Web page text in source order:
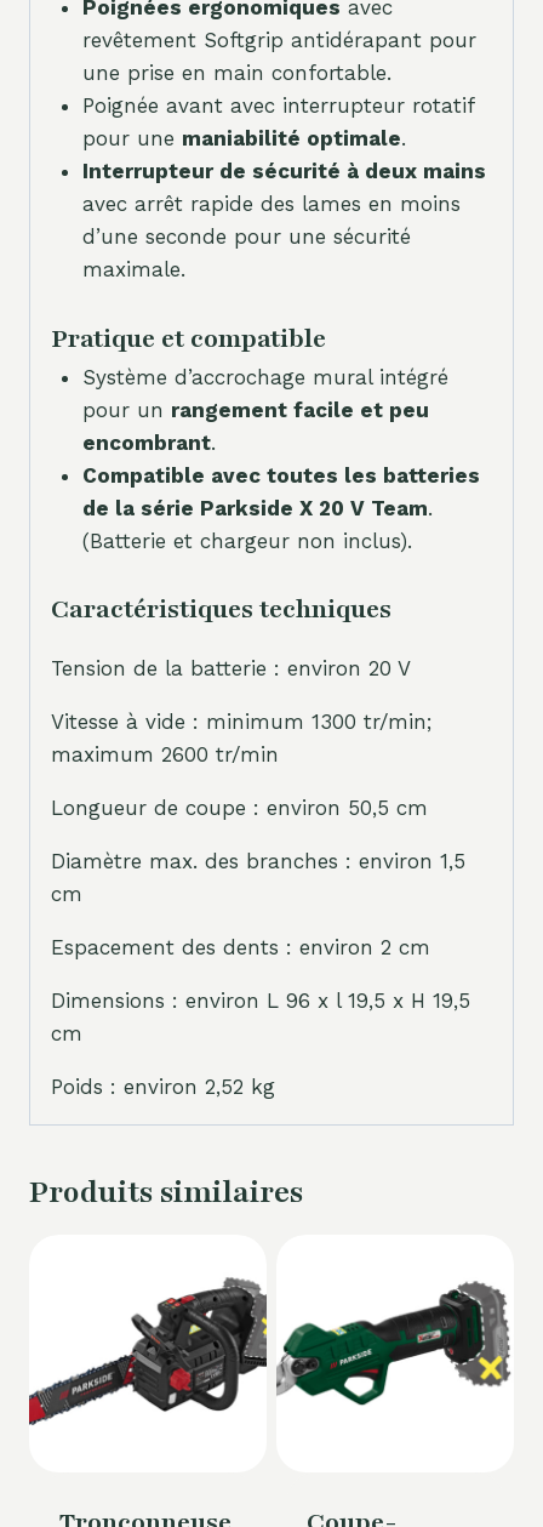
Poignées ergonomiques avec
revêtement Softgrip antidérapant pour
une prise en main confortable.
Poignée avant avec interrupteur rotatif
pour une maniabilité optimale.
Interrupteur de sécurité à deux mains
avec arrêt rapide des lames en moins
d’une seconde pour une sécurité
maximale.
Pratique et compatible
Système d’accrochage mural intégré
pour un rangement facile et peu
encombrant.
Compatible avec toutes les batteries
de la série Parkside X 20 V Team.
(Batterie et chargeur non inclus).
Caractéristiques techniques
Tension de la batterie : environ 20 V
Vitesse à vide : minimum 1300 tr/min;
maximum 2600 tr/min
Longueur de coupe : environ 50,5 cm
Diamètre max. des branches : environ 1,5
cm
Espacement des dents : environ 2 cm
Dimensions : environ L 96 x l 19,5 x H 19,5
cm
Poids : environ 2,52 kg
Produits similaires